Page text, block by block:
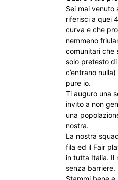
Sei mai venuto
riferisci a quei
curva e che
nemmeno
comunitari che
solo pretesto
c’entrano
pure io.
Ti auguro una
invito a non
una
nostra.
La nostra
fila ed il Fair
in tutta Italia. Il
senza barriere.